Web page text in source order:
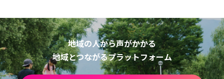
地域の人から声がかかる
地域とつながるプラットフォーム